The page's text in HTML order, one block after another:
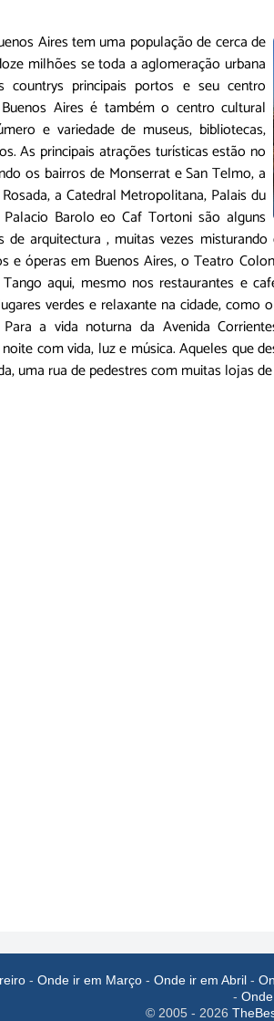
Aires tem uma população de cerca de
milhões se toda a aglomeração urbana
countrys principais portos e seu centro
Aires é também o centro cultural
e variedade de museus, bibliotecas,
As principais atrações turísticas estão no
os bairros de Monserrat e San Telmo, a
a Catedral Metropolitana, Palais du
Barolo eo Caf Tortoni são alguns
de arquitectura , muitas vezes
e óperas em Buenos Aires, o Teatro
aqui, mesmo nos restaurantes e
verdes e relaxante na cidade,
a vida noturna da Avenida
com vida, luz e música. Aqueles que
uma rua de pedestres com muitas lojas
- Onde ir em Março- Onde ir em Abril-
-
© 2005 - 2026